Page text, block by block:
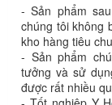
- Sản phẩm
chúng tôi không
kho hàng tiêu
- Sản phẩm
tưởng và sử
được rất nhiều